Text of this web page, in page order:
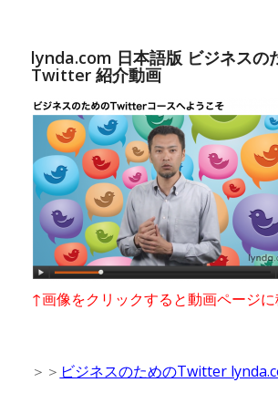
lynda.com 日本語版 ビジネスの
Twitter 紹介動画
↑画像をクリックすると動画ページ
＞＞ ビジネスのためのTwitter